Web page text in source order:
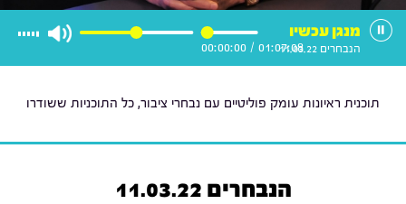
01:07:08
/
00:00:00
מנגן עכשיו
הנבחרים 11.03.22
תוכנית ראיונות עומק פוליטיים עם נבחרי ציבור, כל התוכניות ששודרו
הנבחרים 11.03.22